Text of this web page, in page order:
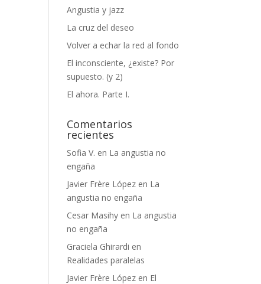
Angustia y jazz
La cruz del deseo
Volver a echar la red al fondo
El inconsciente, ¿existe? Por
supuesto. (y 2)
El ahora. Parte I.
Comentarios
recientes
Sofia V. en La angustia no
engaña
Javier Frère López en La
angustia no engaña
Cesar Masihy en La angustia
no engaña
Graciela Ghirardi en
Realidades paralelas
Javier Frère López en El